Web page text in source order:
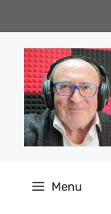
al
contenuto
Menu